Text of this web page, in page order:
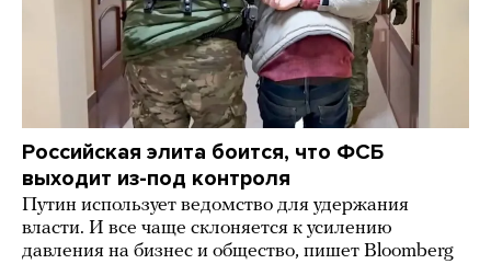
Российская элита боится, что ФСБ
выходит из-под контроля
Путин использует ведомство для удержания
власти. И все чаще склоняется к усилению
давления на бизнес и общество, пишет Bloomberg